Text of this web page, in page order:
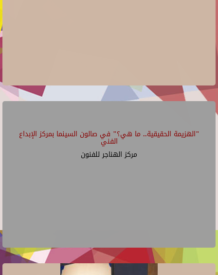
"الهزيمة الحقيقية.. ما هي؟" في صالون السينما بمركز الإبداع
الفني
مركز الهناجر للفنون